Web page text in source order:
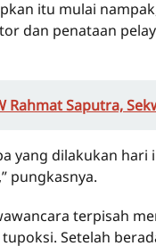
itu mulai
dan penataan
Rahmat Saputra,
yang dilakukan
pungkasnya.
terpisah
Setelah